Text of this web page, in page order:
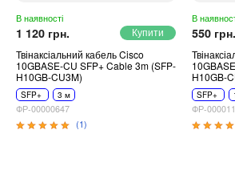
В наявності
1 120 грн.
Твінаксіальний кабель Cisco
10GBASE-CU SFP+ Cable 3m (SFP-
H10GB-CU3M)
SFP+ 3 м
ФР-00000647
(1)
В
550 грн.
H10GB-
SFP+
ФР-